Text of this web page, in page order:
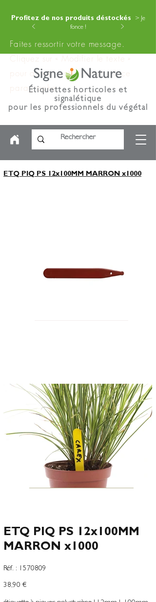
Profitez de nos produits déstockés
> Je
fonce !
Faites ressortir votre message.
Cliquez sur « Modifier le texte »
pour ajouter votre contenu à ce
paragraphe.
Étiquettes horticoles et
signalétique
pour les professionnels du végétal
ETQ PIQ PS 12x100MM MARRON x1000
ETQ PIQ PS 12x100MM
MARRON x1000
Réf. :
SKU
1570809
1570809
Precio
38,90 €